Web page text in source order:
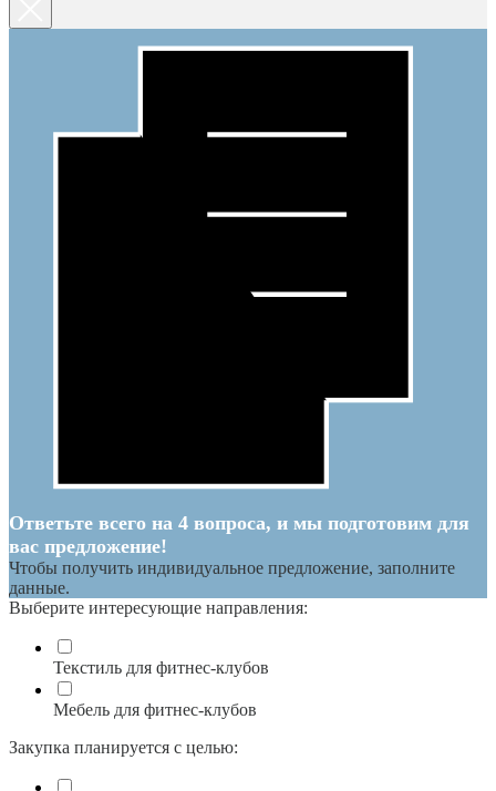
Ответьте всего на 4 вопроса, и мы подготовим для
вас предложение!
Чтобы получить индивидуальное предложение, заполните
данные.
Выберите интересующие направления:
Текстиль для фитнес-клубов
Мебель для фитнес-клубов
Закупка планируется с целью: